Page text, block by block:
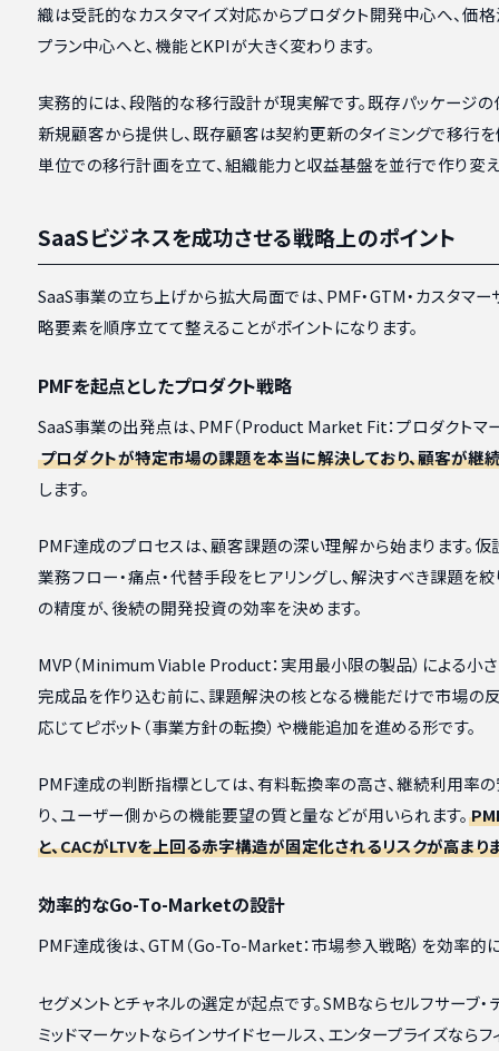
織は受託的なカスタマイズ対応からプロダクト開発中心へ、価
プラン中心へと、機能とKPIが大きく変わります。
実務的には、段階的な移行設計が現実解です。既存パッケージ
新規顧客から提供し、既存顧客は契約更新のタイミングで移行
単位での移行計画を立て、組織能力と収益基盤を並行で作り変え
SaaSビジネスを成功させる戦略上のポイント
SaaS事業の立ち上げから拡大局面では、PMF・GTM・カスタマ
略要素を順序立てて整えることがポイントになります。
PMFを起点としたプロダクト戦略
SaaS事業の出発点は、PMF（Product Market Fit：プロダクトマー
プロダクトが特定市場の課題を本当に解決しており、顧客が継
します。
PMF達成のプロセスは、顧客課題の深い理解から始まります。
業務フロー・痛点・代替手段をヒアリングし、解決すべき課題を
の精度が、後続の開発投資の効率を決めます。
MVP（Minimum Viable Product：実用最小限の製品）による小
完成品を作り込む前に、課題解決の核となる機能だけで市場の
応じてピボット（事業方針の転換）や機能追加を進める形です。
PMF達成の判断指標としては、有料転換率の高さ、継続利用率
り、ユーザー側からの機能要望の質と量などが用いられます。
と、CACがLTVを上回る赤字構造が固定化されるリスクが高まり
効率的なGo-To-Marketの設計
PMF達成後は、GTM（Go-To-Market：市場参入戦略）を効率的
セグメントとチャネルの選定が起点です。SMBならセルフサーブ・
ミッドマーケットならインサイドセールス、エンタープライズなら